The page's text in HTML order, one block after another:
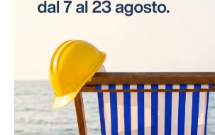
necessità di interruzioni per gli
approccio innovativo non solo